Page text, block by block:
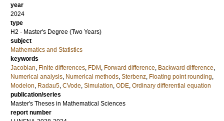
year
2024
type
H2 - Master's Degree (Two Years)
subject
Mathematics and Statistics
keywords
Jacobian Finite differences FDM Forward difference Backward difference
Numerical analysis Numerical methods Sterbenz Floating point rounding
Modelon Radau5 CVode Simulation ODE Ordinary differential equation
publication/series
Master's Theses in Mathematical Sciences
report number